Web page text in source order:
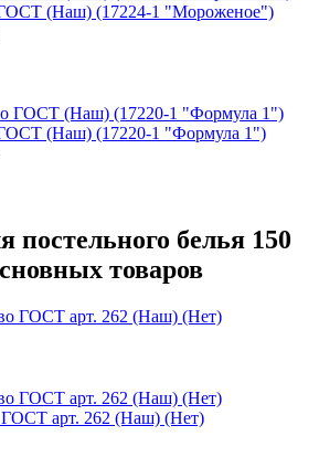
ГОСТ (Наш) (17224-1 "Мороженое")
ГОСТ (Наш) (17220-1 "Формула 1")
постельного белья 150
товаров
ГОСТ арт. 262 (Наш) (Нет)